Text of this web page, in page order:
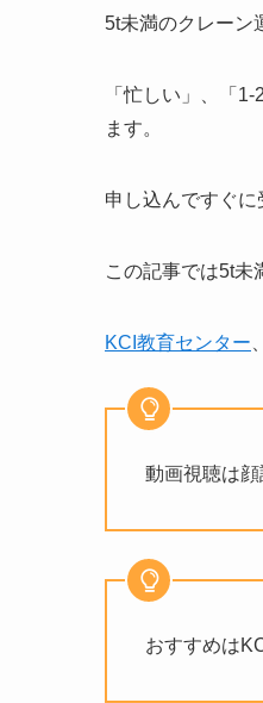
5t未満のクレーン
「忙しい」、「
ます。
申し込んですぐに
この記事では5t未
KCI教育センター
動画視聴は
おすすめは